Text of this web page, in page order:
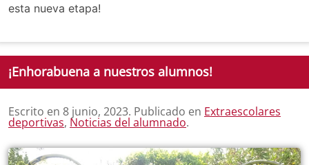
esta nueva etapa!
¡Enhorabuena a nuestros alumnos!
Escrito en 8 junio, 2023. Publicado en Extraescolares
deportivas, Noticias del alumnado.